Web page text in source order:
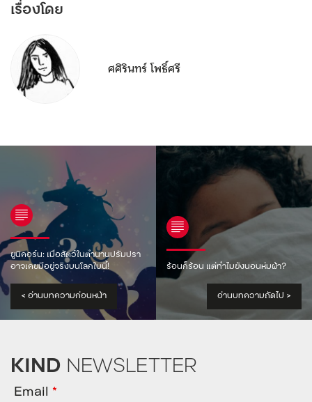
เรื่องโดย
ศศิรินทร์ โพธิ์ศรี
ยูนิคอร์น: เมื่อสัตว์ในตำนานปรัมปรา
อาจเคยมีอยู่จริงบนโลกใบนี้!
< อ่านบทความก่อนหน้า
ร้อนก็ร้อน แต่ทำไมยังนอนห่มผ้า?
อ่านบทความถัดไป >
KIND NEWSLETTER
Email *